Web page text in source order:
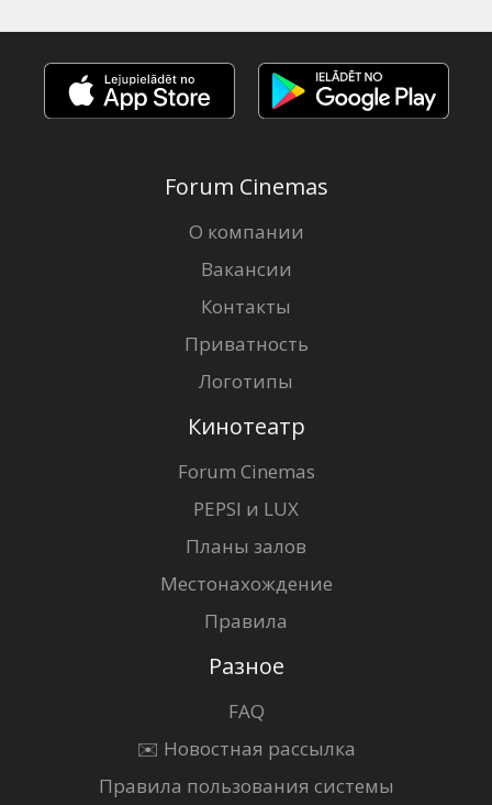
Forum Cinemas
О компании
Вакансии
Контакты
Приватность
Логотипы
Кинотеатр
Forum Cinemas
PEPSI и LUX
Планы залов
Местонахождение
Правила
Разное
FAQ
✉️ Новостная рассылка
Правила пользования системы